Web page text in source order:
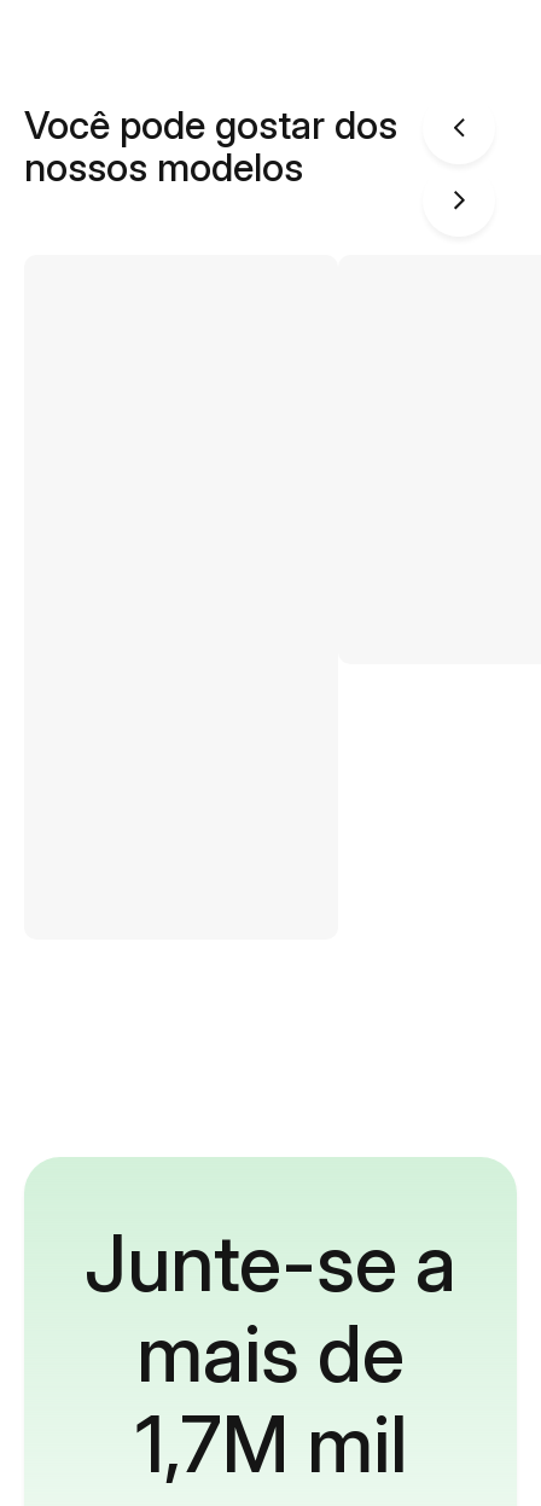
Você pode gostar dos
nossos modelos
Junte-se a
mais de
1,7M mil